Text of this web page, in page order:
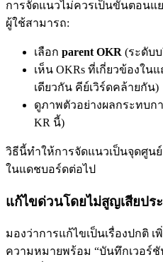
การจัดแนวไม่ควรเป็นขั้นตอนแ
ผู้ใช้สามารถ:
เลือก parent OKR (ระดับ
เห็น OKRs ที่เกี่ยวข้องใน
เดียวกัน คีย์เวิร์ดคล้ายกัน)
ดูภาพตัวอย่างผลกระทบก
KR นี้)
วิธีนี้ทำให้การจัดแนวเป็นจุดศูน
ในแดชบอร์ดต่อไป
แก้ไขด่วนโดยไม่สูญเสียปร
มองว่าการแก้ไขเป็นเรื่องปกติ เ
ความหมายพร้อม “บันทึกเวอร์ชั